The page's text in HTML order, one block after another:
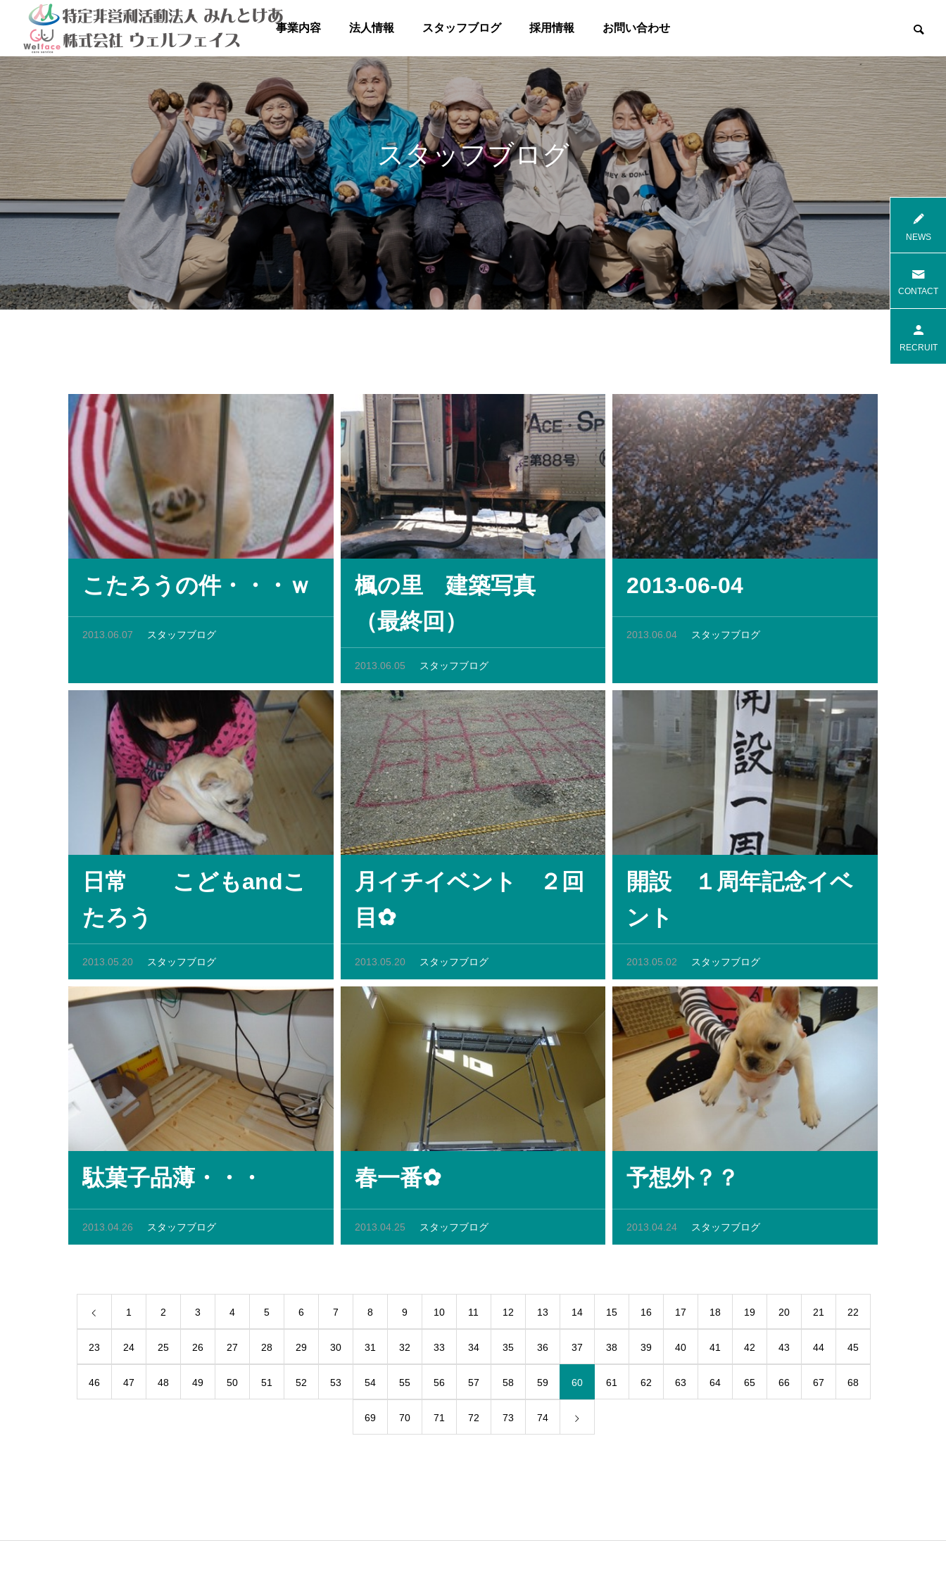
事業内容 法人情報 スタッフブログ 採用情報 お問い合わせ
秋のドライブ
高齢者等共同住宅 みんとの里
青空散髪
高齢者等共同住宅 みんとの里
合同花火
高齢者等共同住宅 みんとの里
8月花火
高齢者等共同住宅 みんとの里
8月焼肉
高齢者等共
 
スタッフブログ
こたろうの件・・・ｗ
2013.06.07 スタッフブログ
楓の里 建築写真
（最終回）
2013.06.05 スタッフブログ
2013-06-04
2013.06.04 スタッフブログ
日常 こどもandこ
たろう
2013.05.20 スタッフブログ
月イチイベント ２回
目✿
2013.05.20 スタッフブログ
開設 １周年記念イベ
ント
2013.05.02 スタッフブログ
駄菓子品薄・・・
2013.04.26 スタッフブログ
春一番✿
2013.04.25 スタッフブログ
予想外？？
2013.04.24 スタッフブログ
1 2 3 4 5 6 7 8 9 10 11 12 13 14 15 16 17 18 19 20 21 22
23 24 25 26 27 28 29 30 31 32 33 34 35 36 37 38 39 40 41 42 43 44 45
46 47 48 49 50 51 52 53 54 55 56 57 58 59 60 61 62 63 64 65 66 67 68
69 70 71 72 73 74
NEWS
CONTACT
RECRUIT